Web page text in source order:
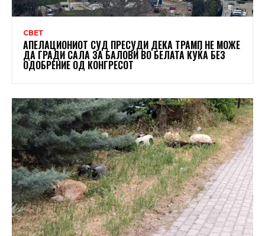
СВЕТ
АПЕЛАЦИОНИОТ СУД ПРЕСУДИ ДЕКА ТРАМП НЕ МОЖЕ
ДА ГРАДИ САЛА ЗА БАЛОВИ ВО БЕЛАТА КУЌА БЕЗ
ОДОБРЕНИЕ ОД КОНГРЕСОТ